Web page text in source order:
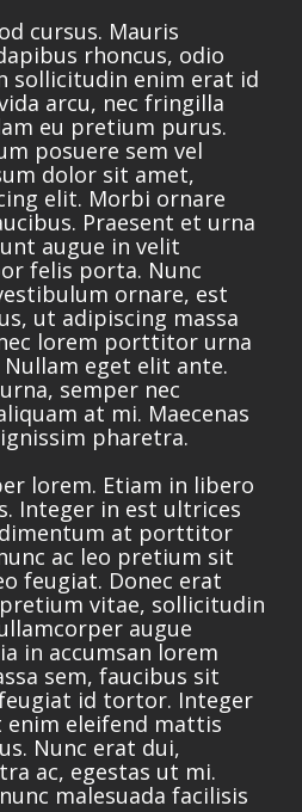
cursus. Mauris
rhoncus, odio
sollicitudin enim erat id
arcu, nec fringilla
eu pretium purus.
posuere sem vel
dolor sit amet,
elit. Morbi ornare
Praesent et urna
augue in velit
felis porta. Nunc
ornare, est
ut adipiscing massa
lorem porttitor urna
eget elit ante.
semper nec
at mi. Maecenas
pharetra.
lorem. Etiam in libero
Integer in est ultrices
at porttitor
ac leo pretium sit
feugiat. Donec erat
vitae, sollicitudin
augue
in accumsan lorem
sem, faucibus sit
id tortor. Integer
eleifend mattis
Nunc erat dui,
ac, egestas ut mi.
malesuada facilisis